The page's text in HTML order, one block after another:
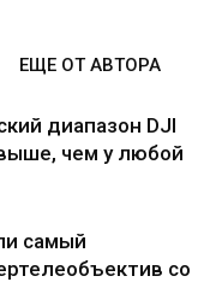
ЕЩЕ ОТ АВТОРА
диапазон DJI
чем у любой
самый
со